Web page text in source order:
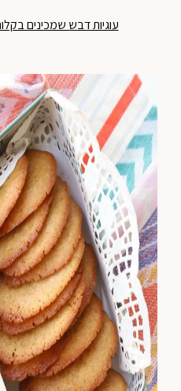
עוגיות דבש שמכינים